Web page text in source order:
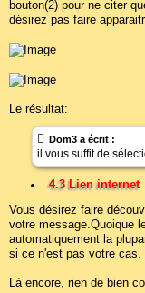
bouton(2) pour ne citer
désirez pas faire
Le résultat:
Dom3 a écrit :
il vous suffit de
4.3 Lien internet
Vous désirez faire
votre message.Quoique
automatiquement la
si ce n'est pas votre cas.
Là encore, rien de bien